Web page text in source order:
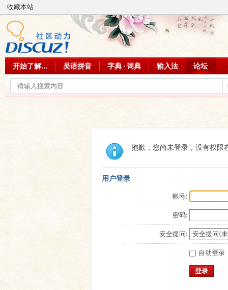
收藏本站
开始了解... 吴语拼音 字典 · 词典 输入法 论坛
抱歉，您尚未登录，没有权限
用户登录
帐号:
密码:
安全提问:
自动登录
登录